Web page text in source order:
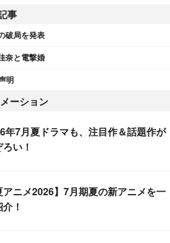
事
破局を発表
奈と電撃婚
明
ーション
年7月夏ドラマも、注目作＆話題作が
い！
アニメ2026】7月期夏の新アニメを一
！